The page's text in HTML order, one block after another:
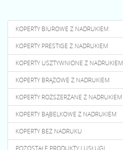
KOPERTY BIUROWE Z NADRUKIEM
KOPERTY PRESTIGE Z NADRUKIEM
KOPERTY USZTYWNIONE Z NADRUKIEM
KOPERTY BRĄZOWE Z NADRUKIEM
KOPERTY ROZSZERZANE Z NADRUKIEM
KOPERTY BĄBELKOWE Z NADRUKIEM
KOPERTY BEZ NADRUKU
POZOSTAŁE PRODUKTY I USŁUGI